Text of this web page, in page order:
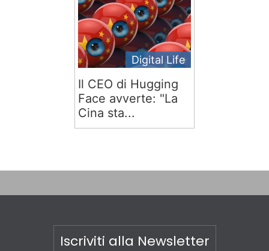
Digital Life
Il CEO di Hugging
Face avverte: "La
Cina sta...
Iscriviti alla Newsletter